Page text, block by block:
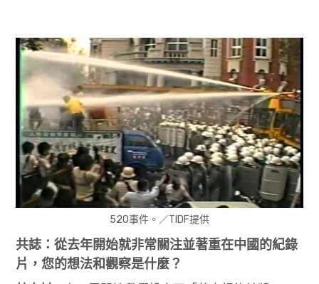
520事件。／TIDF提供
共誌：從去年開始就非常關注並著重在中國的紀錄
片，您的想法和觀察是什麼？